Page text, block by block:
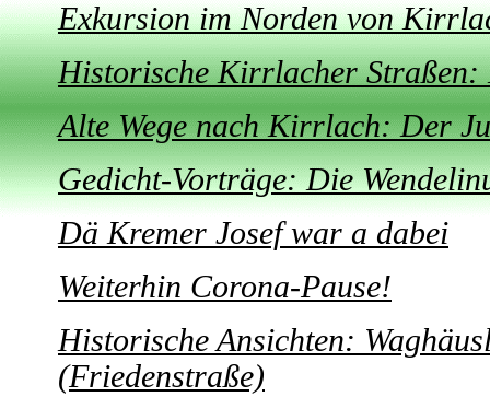
Exkursion im Norden von
Historische Kirrlacher Straßen:
Alte Wege nach Kirrlach: Der
Gedicht-Vorträge: Die
Dä Kremer Josef war a dabei
Weiterhin Corona-Pause!
Historische Ansichten:
(Friedenstraße)